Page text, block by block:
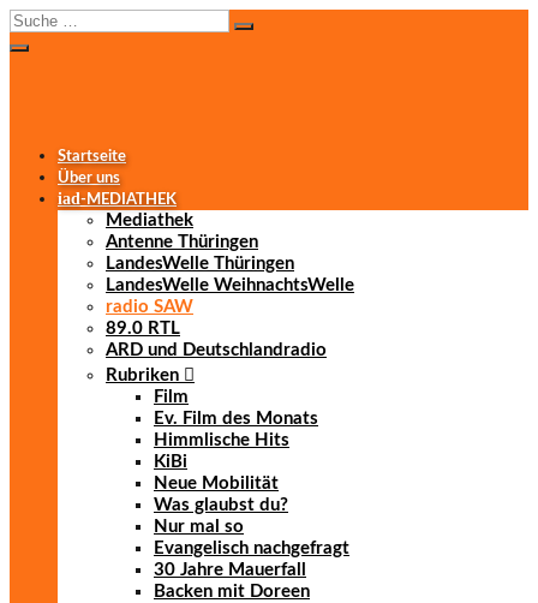
Startseite
Über uns
iad-MEDIATHEK
Mediathek
Antenne Thüringen
LandesWelle Thüringen
LandesWelle WeihnachtsWelle
radio SAW
89.0 RTL
ARD und Deutschlandradio
Rubriken
Film
Ev. Film des Monats
Himmlische Hits
KiBi
Neue Mobilität
Was glaubst du?
Nur mal so
Evangelisch nachgefragt
30 Jahre Mauerfall
Backen mit Doreen